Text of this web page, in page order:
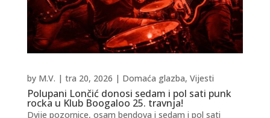
Polupani Lončić donosi sedam i pol sati punk
rocka u Klub Boogaloo 25. travnja!
by M.V. | tra 20, 2026 | Domaća glazba, Vijesti
Dvije pozornice, osam bendova i sedam i pol sati